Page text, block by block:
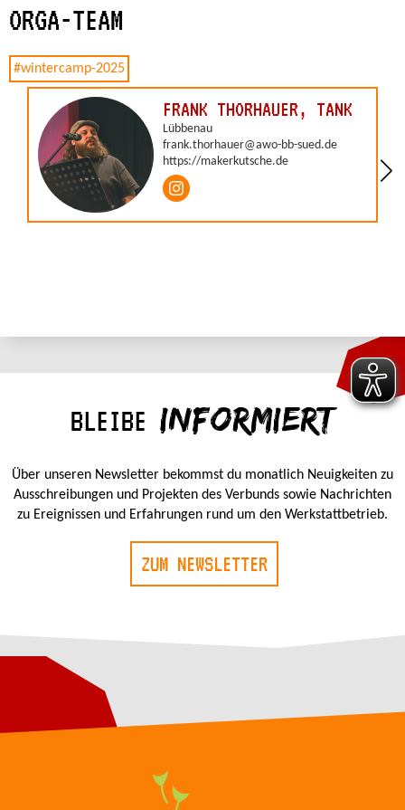
ORGA-TEAM
BLEIBE INFORMIERT
Über unseren Newsletter bekommst du monatlich Neuigkeiten zu
Ausschreibungen und Projekten des Verbunds sowie Nachrichten
zu Ereignissen und Erfahrungen rund um den Werkstattbetrieb.
ZUM NEWSLETTER